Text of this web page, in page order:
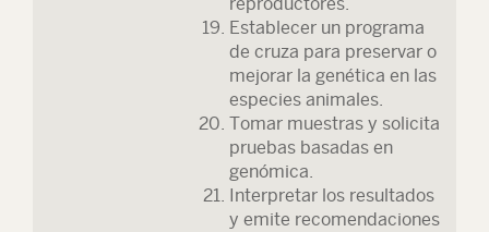
Establecer un programa
de cruza para preservar o
mejorar la genética en las
especies animales.
Tomar muestras y solicita
pruebas basadas en
genómica.
Interpretar los resultados
y emite recomendaciones